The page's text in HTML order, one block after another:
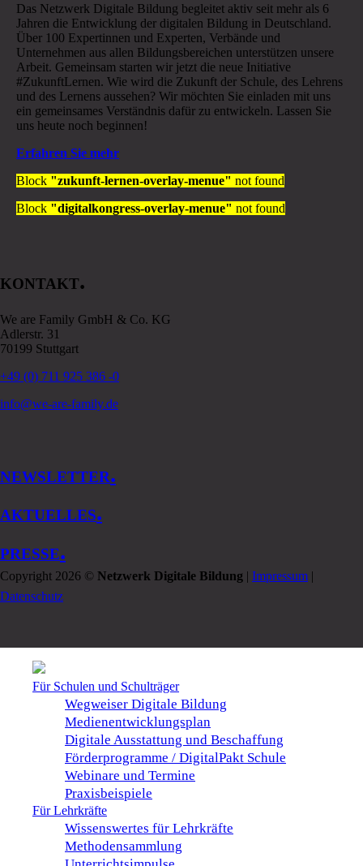
Das Netzwerk Digitale Bildung begleitet aktiv seit mehr als 6
Jahren die Entwicklung der digitalen Bildung in Deutschland.
Über 100 Expertinnen und Experten, Verbände und
Unternehmen aus allen Bildungsbereichen unterstützen unsere
Arbeit. Gemeinsam starten wir jetzt die neue Initiative
#ZukunftLernen. Wie wird die Zukunft der Schule, des Lehrens
und des Lernens aussehen? Wir möchten Sie einladen mit uns
ein gemeinsames Verständnis dafür zu entwickeln. Lassen Sie
uns heute noch beginnen!
Erfahren Sie mehr
Block "zukunft-lernen-overlay-menue" not found
Block "digitalkongress-overlay-menue" not found
KONTAKT.
We are Family GmbH & Co. KG
Adlerstr. 31
70199 Stuttgart
+49 (0) 711 925 386 -0
info@we-are-family.de
NEWSLETTER.
AKTUELLES.
PRESSE.
Copyright 2026 © Netzwerk Digitale Bildung | Impressum |
Datenschutz
Für Schulen und Schulträger
Wegweiser Digitale Bildung
Medienentwicklungsplan
Digitale Ausstattung und Beschaffung
Förderprogramme / DigitalPakt Schule
Webinare und Termine
Praxisbeispiele
Für Lehrkräfte
Wissenswertes für Lehrkräfte
Methodensammlung